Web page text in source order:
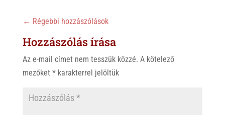
← Régebbi hozzászólások
Hozzászólás írása
Az e-mail címet nem tesszük közzé. A kötelező
mezőket *karakterrel jelöltük